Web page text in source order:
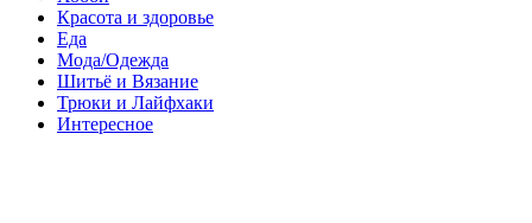
Красота и здоровье
Еда
Мода/Одежда
Шитьё и Вязание
Трюки и Лайфхаки
Интересное